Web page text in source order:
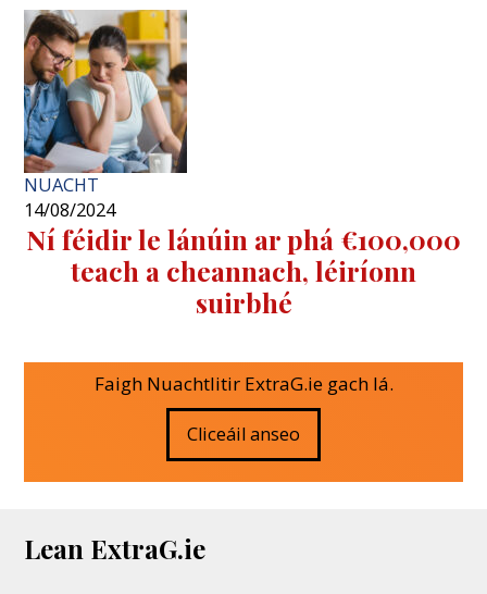
NUACHT
14/08/2024
Ní féidir le lánúin ar phá €100,000
teach a cheannach, léiríonn
suirbhé
Faigh Nuachtlitir ExtraG.ie gach lá.
Cliceáil anseo
Lean ExtraG.ie